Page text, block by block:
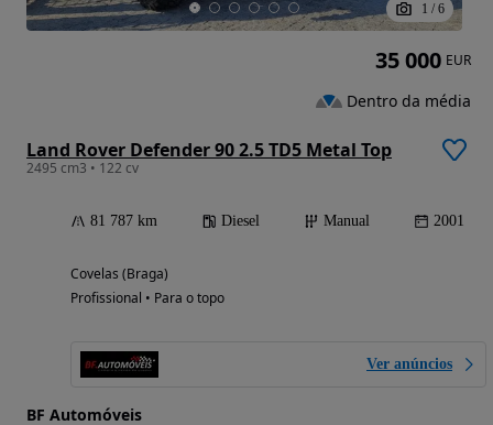
1 / 6
Land Rover Defender 90 2.5 TD5 Metal Top
2495 cm3 • 122 cv
81 787 km Diesel Manual 2001
Covelas (Braga)
Profissional • Para o topo
Ver anúncios
BF Automóveis
35 000 EUR
Dentro da média